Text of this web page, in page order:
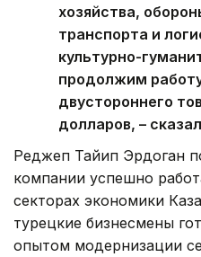
хозяйства,
транспорта и
культурно-
продолжим
двустороннего
долларов, –
Реджеп Тайип Эрдоган
компании успешно
секторах экономики
турецкие бизнесмены
опытом модернизации